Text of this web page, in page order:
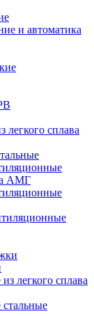
и автоматика
легкого сплава
АМГ
легкого сплава